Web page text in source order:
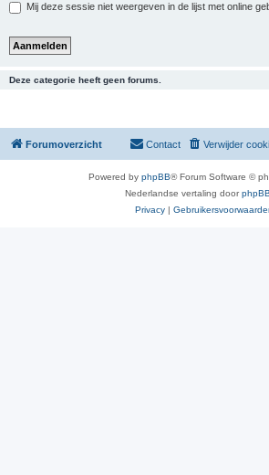
Mij deze sessie niet weergeven in de lijst met online
Deze categorie heeft geen forums.
Forumoverzicht Verwijder
Contact
Powered by phpBB® Forum Software ©
Nederlandse vertaling door
Privacy |